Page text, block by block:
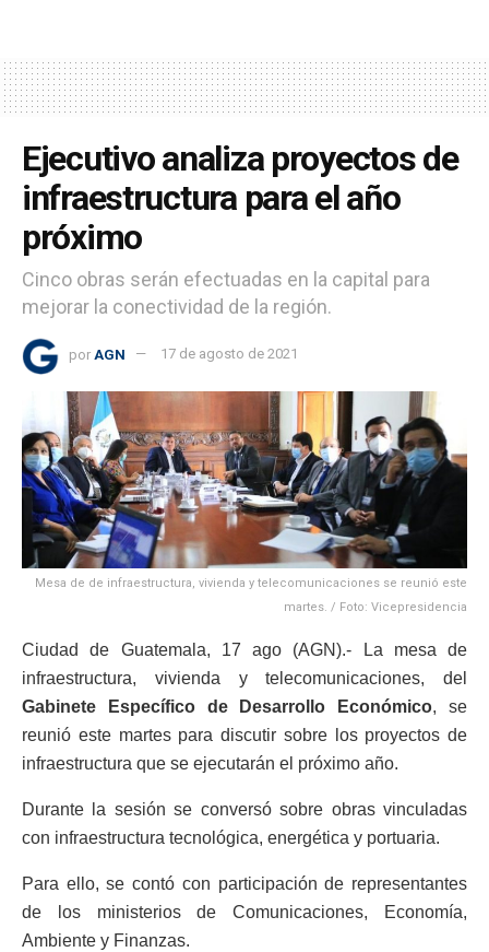
Ejecutivo analiza proyectos de
infraestructura para el año
próximo
Cinco obras serán efectuadas en la capital para
mejorar la conectividad de la región.
por AGN 17 de agosto de 2021
Mesa de de infraestructura, vivienda y telecomunicaciones se reunió este
martes. / Foto: Vicepresidencia
Ciudad de Guatemala, 17 ago (AGN).- La mesa de
infraestructura, vivienda y telecomunicaciones, del
Gabinete Específico de Desarrollo Económico, se
reunió este martes para discutir sobre los proyectos de
infraestructura que se ejecutarán el próximo año.
Durante la sesión se conversó sobre obras vinculadas
con infraestructura tecnológica, energética y portuaria.
Para ello, se contó con participación de representantes
de los ministerios de Comunicaciones, Economía,
Ambiente y Finanzas.